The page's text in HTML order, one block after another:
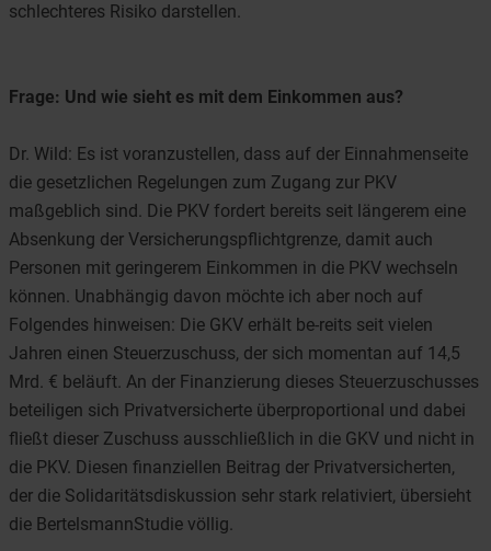
schlechteres Risiko darstellen.
Frage: Und wie sieht es mit dem Einkommen aus?
Dr. Wild: Es ist voranzustellen, dass auf der Einnahmenseite
die gesetzlichen Regelungen zum Zugang zur PKV
maßgeblich sind. Die PKV fordert bereits seit längerem eine
Absenkung der Versicherungspflichtgrenze, damit auch
Personen mit geringerem Einkommen in die PKV wechseln
können. Unabhängig davon möchte ich aber noch auf
Folgendes hinweisen: Die GKV erhält be-reits seit vielen
Jahren einen Steuerzuschuss, der sich momentan auf 14,5
Mrd. € beläuft. An der Finanzierung dieses Steuerzuschusses
beteiligen sich Privatversicherte überproportional und dabei
fließt dieser Zuschuss ausschließlich in die GKV und nicht in
die PKV. Diesen finanziellen Beitrag der Privatversicherten,
der die Solidaritätsdiskussion sehr stark relativiert, übersieht
die BertelsmannStudie völlig.